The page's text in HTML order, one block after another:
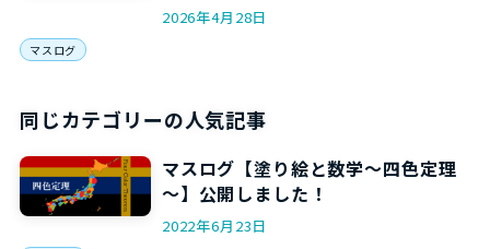
2026年4月28日
マスログ
同じカテゴリーの人気記事
マスログ【塗り絵と数学～四色定理
～】公開しました！
2022年6月23日